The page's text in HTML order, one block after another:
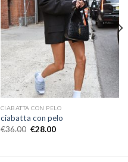
CIABATTA CON PELO
ciabatta con pelo
€36.00 €28.00